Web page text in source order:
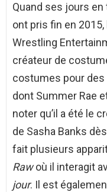
Quand ses jours
ont pris fin en
Wrestling
créateur de
costumes pour des
dont Summer Rae
noter qu’il a été le
de Sasha Banks
fait plusieurs
Rawoù il interagit
jour. Il est